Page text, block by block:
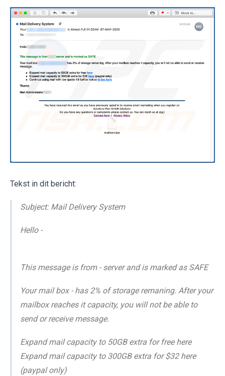
Tekst in dit bericht:
Subject: Mail Delivery System
Hello -
This message is from - server and is marked as SAFE
Your mail box - has 2% of storage remaning. After your
mailbox reaches it capacity, you will not be able to
send or receive message.
Expand mail capacity to 50GB extra for free here
Expand mail capacity to 300GB extra for $32 here
(paypal only)